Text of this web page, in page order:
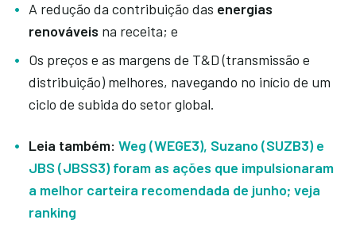
A redução da contribuição das energias
renováveis na receita; e
Os preços e as margens de T&D (transmissão e
distribuição) melhores, navegando no início de um
ciclo de subida do setor global.
Leia também: Weg (WEGE3), Suzano (SUZB3) e
JBS (JBSS3) foram as ações que impulsionaram
a melhor carteira recomendada de junho; veja
ranking